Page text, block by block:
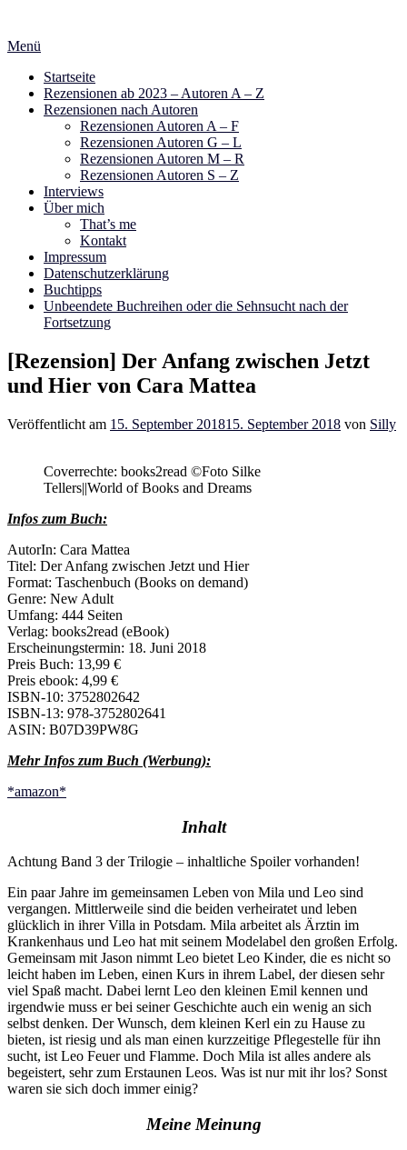
springen
Menü
Startseite
Rezensionen ab 2023 – Autoren A – Z
Rezensionen nach Autoren
Rezensionen Autoren A – F
Rezensionen Autoren G – L
Rezensionen Autoren M – R
Rezensionen Autoren S – Z
Interviews
Über mich
That’s me
Kontakt
Impressum
Datenschutzerklärung
Buchtipps
Unbeendete Buchreihen oder die Sehnsucht nach der
Fortsetzung
[Rezension] Der Anfang zwischen Jetzt
und Hier von Cara Mattea
Veröffentlicht am 15. September 201815. September 2018 von Silly
Coverrechte: books2read ©Foto Silke
Tellers||World of Books and Dreams
Infos zum Buch:
AutorIn: Cara Mattea
Titel: Der Anfang zwischen Jetzt und Hier
Format: Taschenbuch (Books on demand)
Genre: New Adult
Umfang: 444 Seiten
Verlag: books2read (eBook)
Erscheinungstermin: 18. Juni 2018
Preis Buch: 13,99 €
Preis ebook: 4,99 €
ISBN-10: 3752802642
ISBN-13: 978-3752802641
ASIN: B07D39PW8G
Mehr Infos zum Buch (Werbung):
*amazon*
Inhalt
Achtung Band 3 der Trilogie – inhaltliche Spoiler vorhanden!
Ein paar Jahre im gemeinsamen Leben von Mila und Leo sind
vergangen. Mittlerweile sind die beiden verheiratet und leben
glücklich in ihrer Villa in Potsdam. Mila arbeitet als Ärztin im
Krankenhaus und Leo hat mit seinem Modelabel den großen Erfolg.
Gemeinsam mit Jason nimmt Leo bietet Leo Kinder, die es nicht so
leicht haben im Leben, einen Kurs in ihrem Label, der diesen sehr
viel Spaß macht. Dabei lernt Leo den kleinen Emil kennen und
irgendwie muss er bei seiner Geschichte auch ein wenig an sich
selbst denken. Der Wunsch, dem kleinen Kerl ein zu Hause zu
bieten, ist riesig und als man einen kurzzeitige Pflegestelle für ihn
sucht, ist Leo Feuer und Flamme. Doch Mila ist alles andere als
begeistert, sehr zum Erstaunen Leos. Was ist nur mit ihr los? Sonst
waren sie sich doch immer einig?
Meine Meinung